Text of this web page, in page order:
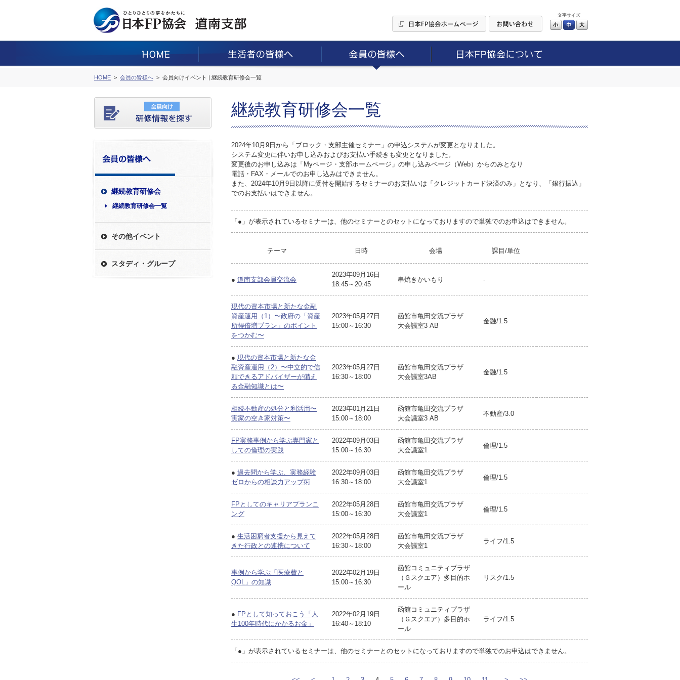
文字サイズ
小 中
HOME 会員の皆様へ 会員向けイベント | 継続教育研修会一覧
継続教育研修会
継続教育研修会一覧
その他イベント
スタディ・グループ
継続教育研修会一覧
2024年10月9日から「ブロック・支部主催セミナー」の申込システムが変更となりました。
システム変更に伴いお申し込みおよびお支払い手続きも変更となりました。
変更後のお申し込みは「Myページ・支部ホームページ」の申し込みページ（Web）からのみとなり
電話・FAX・メールでのお申し込みはできません。
また、2024年10月9日以降に受付を開始するセミナーのお支払いは「クレジットカード決済のみ」となり、「銀行振込」
でのお支払いはできません。
「●」が表示されているセミナーは、他のセミナーとのセットになっておりますので単独でのお申込はできません。
「●」が表示されているセミナーは、他のセミナーとのセットになっておりますので単独でのお申込はできません。
テーマ 日時 会場 課目/単位
● 道南支部会員交流会
2023年09月16日
18:45～20:45
串焼きかいもり -
現代の資本市場と新たな金融
資産運用（1）〜政府の「資産
所得倍増プラン」のポイント
をつかむ〜
2023年05月27日
15:00～16:30
函館市亀田交流プラザ
大会議室3 AB
金融/1.5
● 現代の資本市場と新たな金
融資産運用（2）〜中立的で信
頼できるアドバイザーが備え
る金融知識とは〜
2023年05月27日
16:30～18:00
函館市亀田交流プラザ
大会議室3AB
金融/1.5
相続不動産の処分と利活用〜
実家の空き家対策〜
2023年01月21日
15:00～18:00
函館市亀田交流プラザ
大会議室3 AB
不動産/3.0
FP実務事例から学ぶ専門家と
しての倫理の実践
2022年09月03日
15:00～16:30
函館市亀田交流プラザ
大会議室1
倫理/1.5
● 過去問から学ぶ、実務経験
ゼロからの相談力アップ術
2022年09月03日
16:30～18:00
函館市亀田交流プラザ
大会議室1
倫理/1.5
FPとしてのキャリアプランニ
ング
2022年05月28日
15:00～16:30
函館市亀田交流プラザ
大会議室1
倫理/1.5
● 生活困窮者支援から見えて
きた行政との連携について
2022年05月28日
16:30～18:00
函館市亀田交流プラザ
大会議室1
ライフ/1.5
事例から学ぶ「医療費と
QOL」の知識
2022年02月19日
15:00～16:30
函館コミュニティプラザ
（Ｇスクエア）多目的ホ
ール
リスク/1.5
● FPとして知っておこう「人
生100年時代にかかるお金」
2022年02月19日
16:40～18:10
函館コミュニティプラザ
（Ｇスクエア）多目的ホ
ール
ライフ/1.5